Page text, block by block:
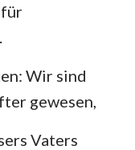
für
Wir sind
gewesen,
Vaters